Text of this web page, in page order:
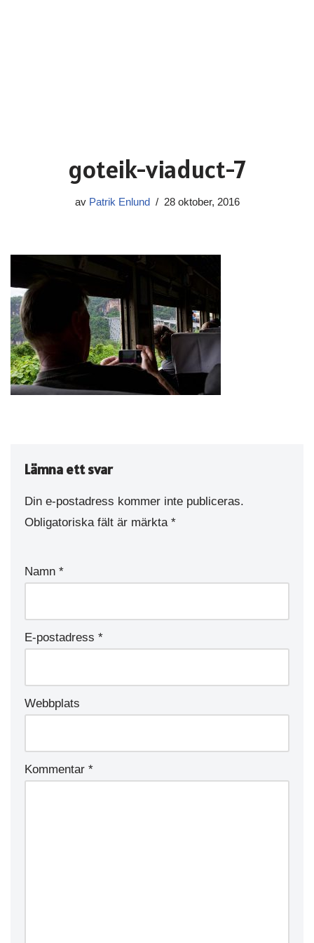
goteik-viaduct-7
av Patrik Enlund 28 oktober, 2016
Lämna ett svar
Din e-postadress kommer inte publiceras.
Obligatoriska fält är märkta *
Namn *
E-postadress *
Webbplats
Kommentar *